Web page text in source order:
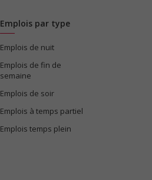
Emplois par type
Emplois de nuit
Emplois de fin de
semaine
Emplois de soir
Emplois à temps partiel
Emplois temps plein